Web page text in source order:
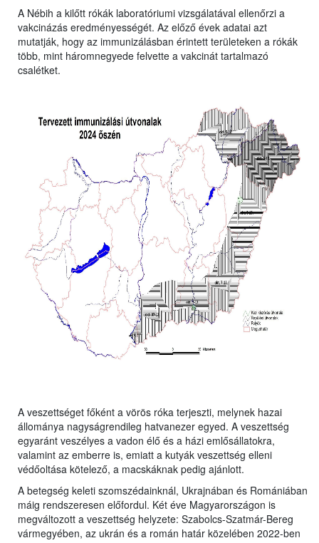
A Nébih a kilőtt rókák laboratóriumi vizsgálatával ellenőrzi a
vakcinázás eredményességét. Az előző évek adatai azt
mutatják, hogy az immunizálásban érintett területeken a rókák
több, mint háromnegyede felvette a vakcinát tartalmazó
csalétket.
A veszettséget főként a vörös róka terjeszti, melynek hazai
állománya nagyságrendileg hatvanezer egyed. A veszettség
egyaránt veszélyes a vadon élő és a házi emlősállatokra,
valamint az emberre is, emiatt a kutyák veszettség elleni
védőoltása kötelező, a macskáknak pedig ajánlott.
A betegség keleti szomszédainknál, Ukrajnában és Romániában
máig rendszeresen előfordul. Két éve Magyarországon is
megváltozott a veszettség helyzete: Szabolcs-Szatmár-Bereg
vármegyében, az ukrán és a román határ közelében 2022-ben